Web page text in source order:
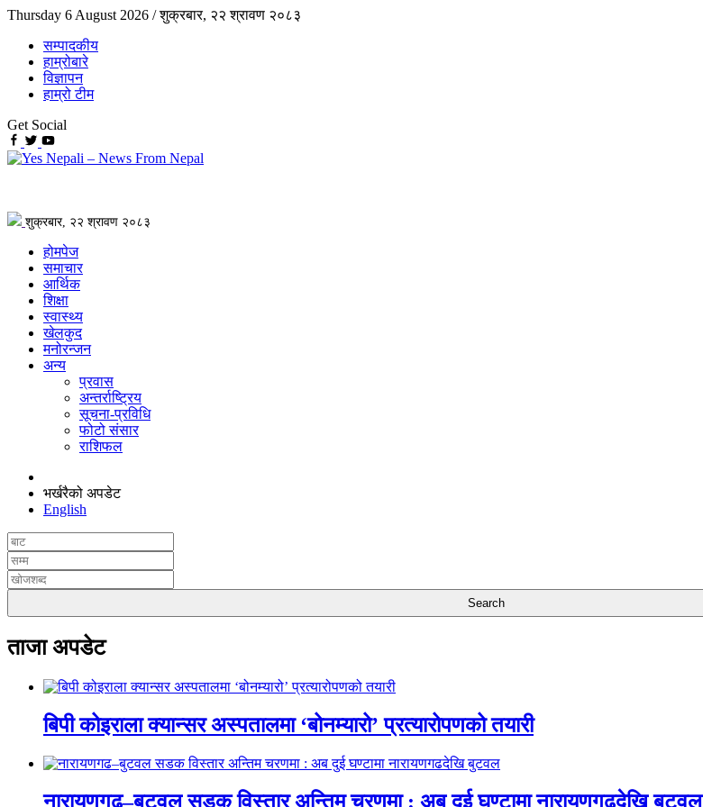
Thursday 6 August 2026 /शुक्रबार, २२ श्रावण २०८३
सम्पादकीय
हाम्रोबारे
विज्ञापन
हाम्रो टीम
Get Social
शुक्रबार, २२ श्रावण २०८३
होमपेज
समाचार
आर्थिक
शिक्षा
स्वास्थ्य
खेलकुद
मनोरन्जन
अन्य
प्रवास
अन्तर्राष्ट्रिय
सूचना-प्रविधि
फोटो संसार
राशिफल
भर्खरैको अपडेट
English
ताजा अपडेट
बिपी कोइराला क्यान्सर अस्पतालमा ‘बोनम्यारो’ प्रत्यारोपणको तयारी
नारायणगढ–बुटवल सडक विस्तार अन्तिम चरणमा : अब दुई घण्टामा नारायणगढदेखि बुटवल